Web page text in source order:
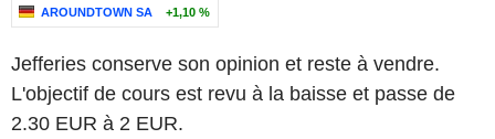
AROUNDTOWN SA +1,10 %
Jefferies conserve son opinion et reste à vendre.
L'objectif de cours est revu à la baisse et passe de
2.30 EUR à 2 EUR.